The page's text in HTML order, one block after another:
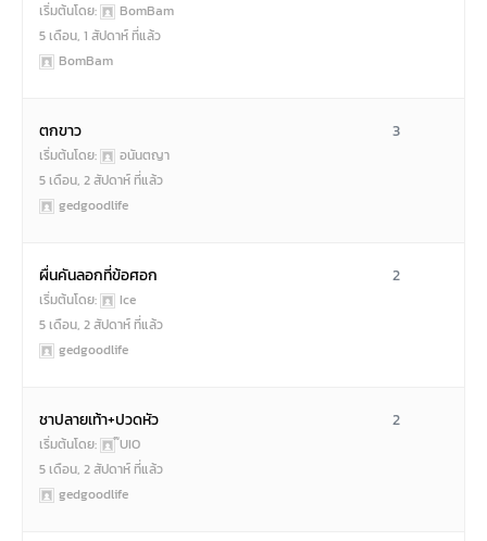
เริ่มต้นโดย: BomBam
5 เดือน, 1 สัปดาห์ ที่แล้ว
BomBam
ตกขาว
เริ่มต้นโดย: อนันตญา
3
5 เดือน, 2 สัปดาห์ ที่แล้ว
gedgoodlife
ผื่นคันลอกที่ข้อศอก
เริ่มต้นโดย: Ice
2
5 เดือน, 2 สัปดาห์ ที่แล้ว
gedgoodlife
ชาปลายเท้า+ปวดหัว
เริ่มต้นโดย: ๊UIO
2
5 เดือน, 2 สัปดาห์ ที่แล้ว
gedgoodlife